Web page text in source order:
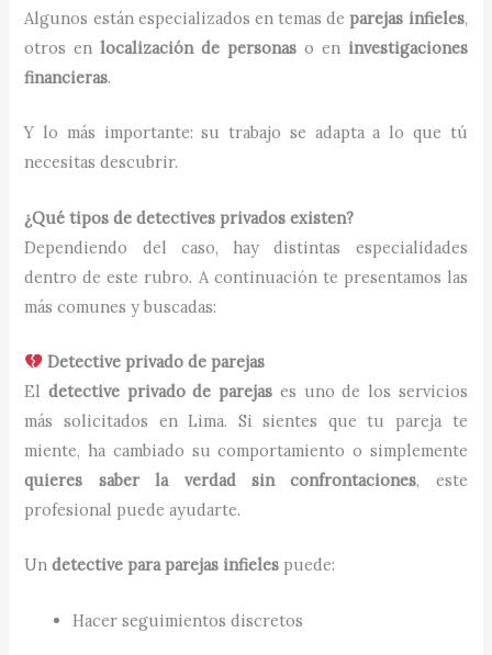
Algunos están especializados en temas de parejas infieles,
otros enlocalización de personaso en investigaciones
financieras.
Y lo más importante: su trabajo se adapta a lo que tú
necesitas descubrir.
¿Qué tipos de detectives privados existen?
Dependiendo del caso, hay distintas especialidades
dentro de este rubro. A continuación te presentamos las
más comunes y buscadas:
Detective privado de parejas
Eldetective privado de parejas es uno de los servicios
más solicitados en Lima. Si sientes que tu pareja te
miente, ha cambiado su comportamiento o simplemente
quieres saber la verdad sin confrontaciones, este
profesional puede ayudarte.
Undetective para parejas infieles puede:
Hacer seguimientos discretos